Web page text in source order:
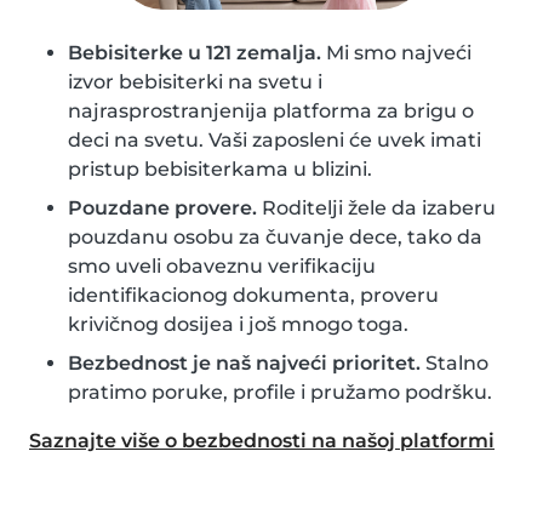
Bebisiterke u 121 zemalja. Mi smo najveći
izvor bebisiterki na svetu i
najrasprostranjenija platforma za brigu o
deci na svetu. Vaši zaposleni će uvek imati
pristup bebisiterkama u blizini.
Pouzdane provere. Roditelji žele da izaberu
pouzdanu osobu za čuvanje dece, tako da
smo uveli obaveznu verifikaciju
identifikacionog dokumenta, proveru
krivičnog dosijea i još mnogo toga.
Bezbednost je naš najveći prioritet. Stalno
pratimo poruke, profile i pružamo podršku.
Saznajte više o bezbednosti na našoj platformi